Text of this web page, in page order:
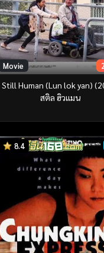
Movie
Still Human (Lun lok yan)
สติล ฮิวแมน
8.4